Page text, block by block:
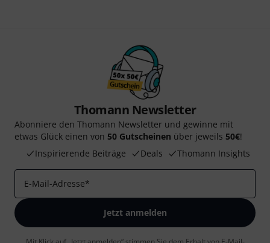
Thomann Newsletter
Abonniere den Thomann Newsletter und gewinne mit
etwas Glück einen von 50 Gutscheinen über jeweils 50€!
Inspirierende Beiträge
Deals Thomann Insights
E-Mail-Adresse*
Jetzt anmelden